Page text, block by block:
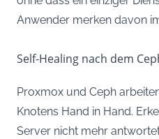
Anwender merken davon
Self-Healing nach dem
Proxmox und Ceph
Knotens Hand in Hand.
Server nicht mehr